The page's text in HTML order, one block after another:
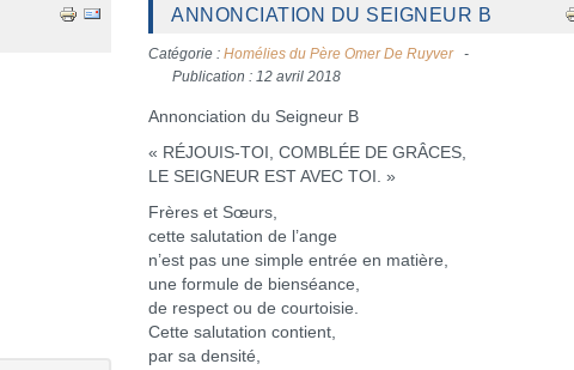
ANNONCIATION DU SEIGNEUR B
Catégorie :Homélies du Père Omer De Ruyver
Publication : 12 avril 2018
Annonciation du Seigneur B
« RÉJOUIS-TOI, COMBLÉE DE GRÂCES,
LE SEIGNEUR EST AVEC TOI. »
Frères et Sœurs,
cette salutation de l’ange
n’est pas une simple entrée en matière,
une formule de bienséance,
de respect ou de courtoisie.
Cette salutation contient,
par sa densité,